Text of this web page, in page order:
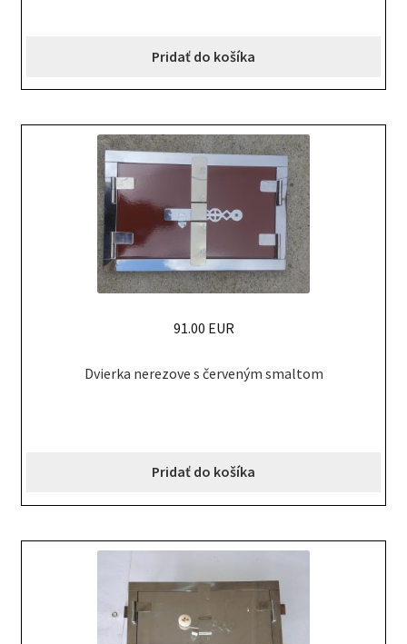
Pridať do košíka
Dvierka nerezove s červeným smaltom
91.00 EUR
Pridať do košíka